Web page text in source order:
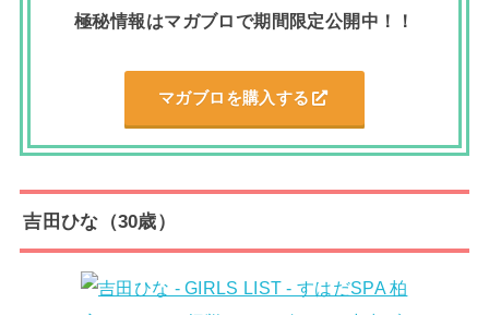
極秘情報はマガブロで期間限定公開中！！
マガブロを購入する
吉田ひな（30歳）